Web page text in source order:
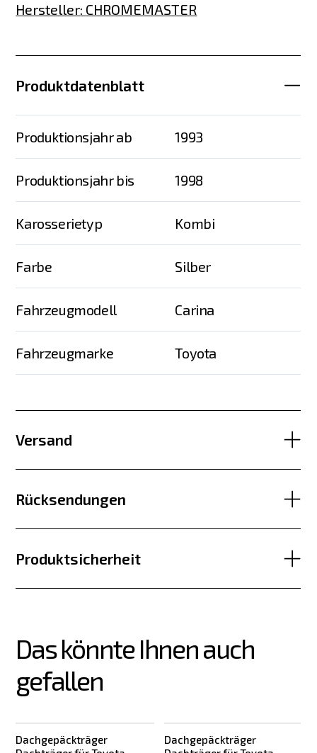
Hersteller: CHROMEMASTER
Produktdatenblatt
Produktionsjahr ab 1993
Produktionsjahr bis 1998
Karosserietyp Kombi
Farbe Silber
Fahrzeugmodell Carina
Fahrzeugmarke Toyota
Versand
Rücksendungen
Produktsicherheit
Das könnte Ihnen auch
gefallen
Dachgepäckträger
Dachgepäckträger